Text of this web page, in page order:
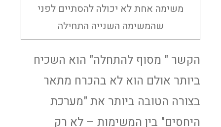
משימה אחת לא יכולה להסתיים לפני
שהמשימה השנייה התחילה
הקשר " מסוף להתחלה" הוא השכיח
ביותר אולם הוא לא בהכרח מתאר
בצורה הטובה ביותר את "מערכת
היחסים" בין המשימות – לא רק